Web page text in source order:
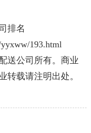
排名
193.html
公司所有。商业
转载请注明出处。